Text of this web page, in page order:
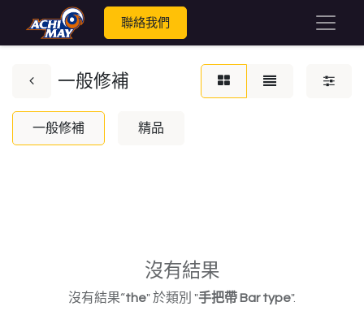
聯絡我們
一般修補
一般修補 精品
沒有結果
沒有結果“the" 於類別 "手把帶 Bar type".